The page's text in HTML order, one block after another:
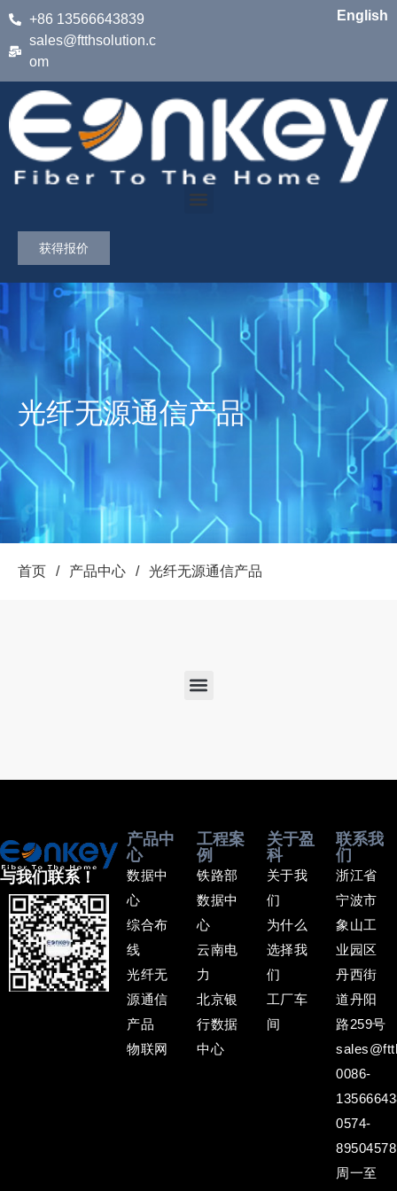
+86 13566643839
sales@ftthsolution.c
om
English
获得报价
光纤无源通信产品
首页 / 产品中心 / 光纤无源通信产品
产品中
心
数据中
心
综合布
线
光纤无
源通信
产品
物联网
工程案
例
铁路部
数据中
心
云南电
力
北京银
行数据
中心
关于盈
科
关于我
们
为什么
选择我
们
工厂车
间
联系我
们
浙江省
宁波市
象山工
业园区
丹西街
道丹阳
路259号
0086-
0574-
89504578
周一至
与我们联系！